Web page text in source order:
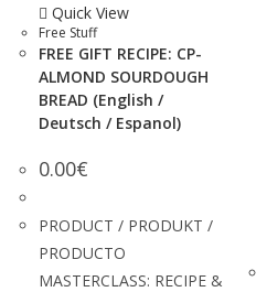
Quick View
Free Stuff
FREE GIFT RECIPE: CP-
ALMOND SOURDOUGH
BREAD (English /
Deutsch / Espanol)
0.00€
PRODUCT / PRODUKT /
PRODUCTO
MASTERCLASS: RECIPE &